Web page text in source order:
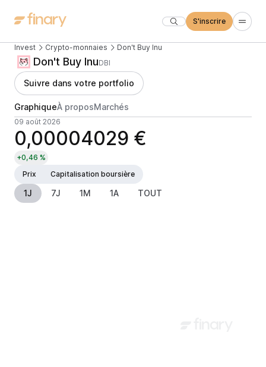
S'inscrire
Invest Crypto-monnaies Don't Buy Inu
Don't Buy InuDBI
Suivre dans votre portfolio
GraphiqueÀ proposMarchés
09 août 2026
0,00004029 €
+0,46 %
Prix
Capitalisation boursière
1J 7J 1M 1A TOUT